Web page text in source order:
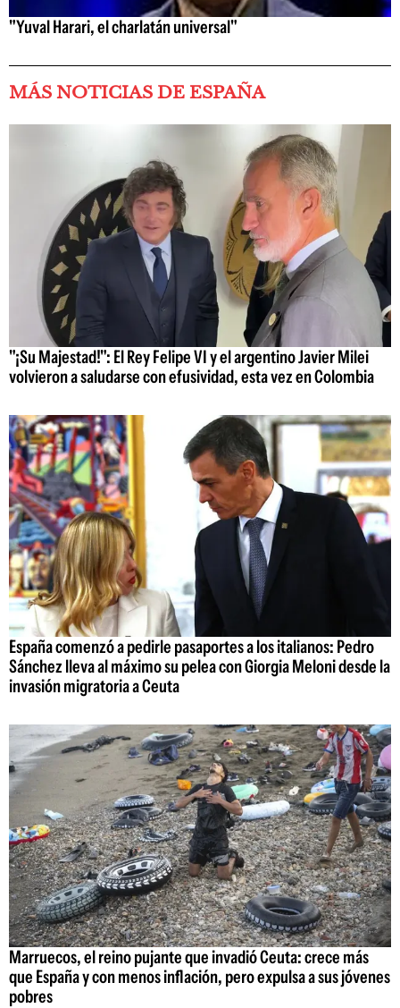
"Yuval Harari, el charlatán universal"
MÁS NOTICIAS DE ESPAÑA
"¡Su Majestad!": El Rey Felipe VI y el argentino Javier Milei
volvieron a saludarse con efusividad, esta vez en Colombia
España comenzó a pedirle pasaportes a los italianos: Pedro
Sánchez lleva al máximo su pelea con Giorgia Meloni desde la
invasión migratoria a Ceuta
Marruecos, el reino pujante que invadió Ceuta: crece más
que España y con menos inflación, pero expulsa a sus jóvenes
pobres